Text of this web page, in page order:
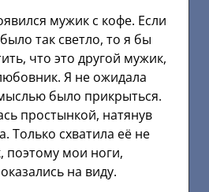
мужик с кофе. Если
так светло, то я бы
что это другой мужик,
Я не ожидала
было прикрыться.
простынкой, натянув
Только схватила её не
поэтому мои ноги,
на виду.